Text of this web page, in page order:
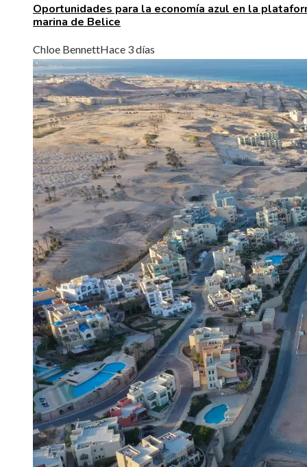
Oportunidades para la economía azul en la
marina de Belice
Chloe BennettHace 3 días